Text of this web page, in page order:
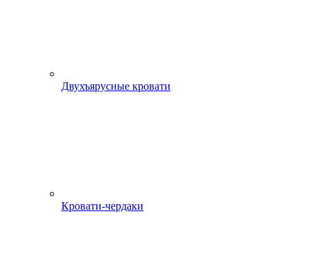
Двухъярусные кровати
Кровати-чердаки